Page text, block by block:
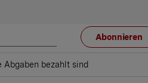
Abonnieren
Abgaben bezahlt sind